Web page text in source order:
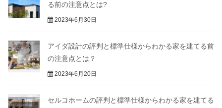
る前の注意点とは?
2023年6月30日
アイダ設計の評判と標準仕様からわかる家を建てる前
の注意点とは？
2023年6月20日
セルコホームの評判と標準仕様からわかる家を建てる